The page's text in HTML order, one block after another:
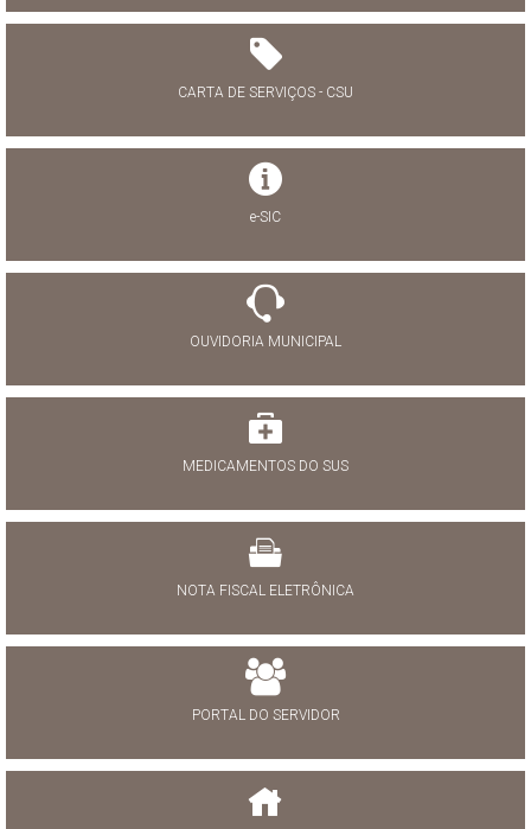
CARTA DE SERVIÇOS - CSU
e-SIC
OUVIDORIA MUNICIPAL
MEDICAMENTOS DO SUS
NOTA FISCAL ELETRÔNICA
PORTAL DO SERVIDOR